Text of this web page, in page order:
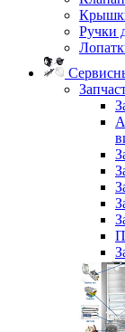
Ручки